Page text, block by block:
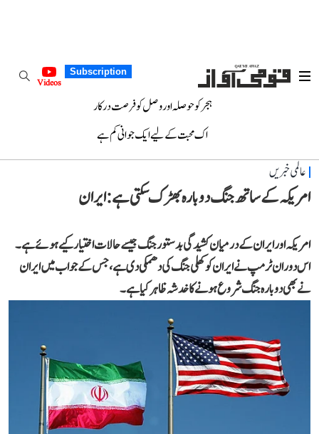
Subscription
Videos
ہجر کو حوصلہ اور وصل کو فرصت درکار
اک محبت کے لیے ایک جوانی کم ہے
عالمی خبریں
امریکہ کے ساتھ جنگ دوبارہ بھڑک سکتی ہے: ایران
امریکہ اور ایران کے درمیان کشیدگی بدستور جنگ جیسے حالات اختیار کیے ہوئے ہے۔
اس دوران ٹرمپ نے ایران کو کھلی جنگ کی دھمکی دی ہے، جس کے جواب میں ایران
نے بھی دوبارہ جنگ شروع ہونے کا خدشہ ظاہر کیا ہے۔